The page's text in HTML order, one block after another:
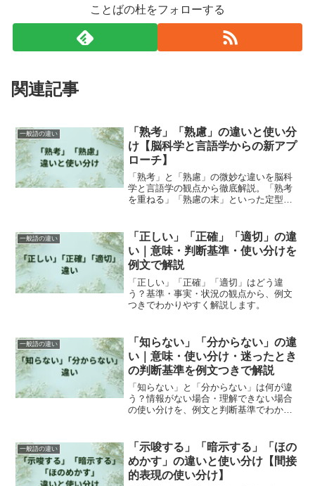
ことばの杜をフォローする
関連記事
一般語の違い
「熟考」「熟慮」の違いと使い分
け【脳科学と言語学からの新アプ
ローチ】
「熟考」と「熟慮」の微妙な違いを脳科
学と言語学の観点から徹底解説。「熟考
を重ねる」「熟慮の末」といった定型表
明を超えた新しい視点で言葉の本質に迫
ります。ビジネス・学術・文学での実例
30選付き。
一般語の違い
「正しい」「正確」「適切」の違
い｜意味・判断基準・使い分けを
例文で解説
「正しい」「正確」「適切」はどう違
う？基準・事実・状況の観点から、例文
つきでわかりやすく解説します。
一般語の違い
「知らない」「分からない」の違
い｜意味・使い分け・迷ったとき
の判断基準を例文つきで解説
「知らない」と「分からない」は何が違
う？情報がない場合・理解できない場合
の使い分けを、例文と判断基準でわかり
一般語の違い
「示唆する」「暗示する」「ほの
めかす」の違いと使い分け【間接
的表現の使い分け】